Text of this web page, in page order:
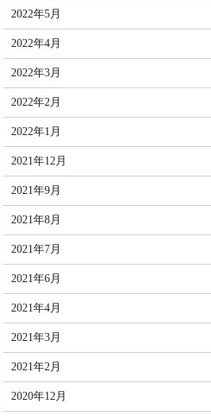
2022年5月
2022年4月
2022年3月
2022年2月
2022年1月
2021年12月
2021年9月
2021年8月
2021年7月
2021年6月
2021年4月
2021年3月
2021年2月
2020年12月